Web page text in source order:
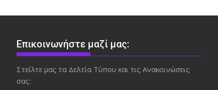
Επικοινωνήστε μαζί μας:
Στείλτε μας τα Δελτία Τύπου και τις Ανακοινώσεις
σας: